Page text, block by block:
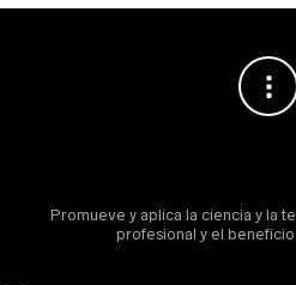
Promueve y aplica la ciencia y la
profesional y el